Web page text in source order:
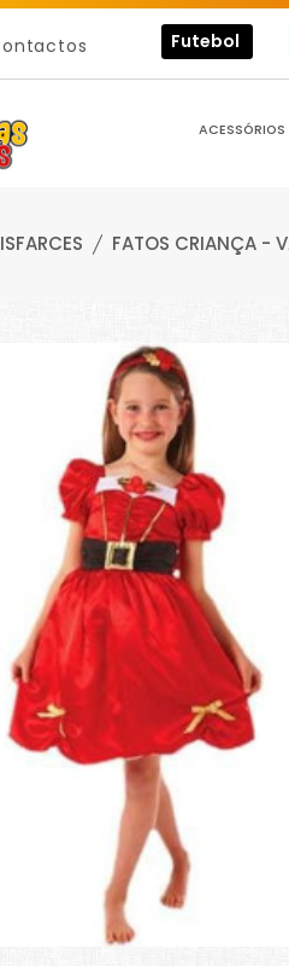
Futebol
ACESSÓRIOS
FATOS CRIANÇA -